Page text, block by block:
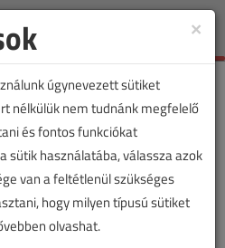
Toggle
villanyszerelésével
című cikk vásárlása
×
úgynevezett sütiket
nélkülük nem tudnánk megfelelő
és fontos funkciókat
sütik használatába, válassza azok
van a feltétlenül szükséges
hogy milyen típusú sütiket
olvashat.